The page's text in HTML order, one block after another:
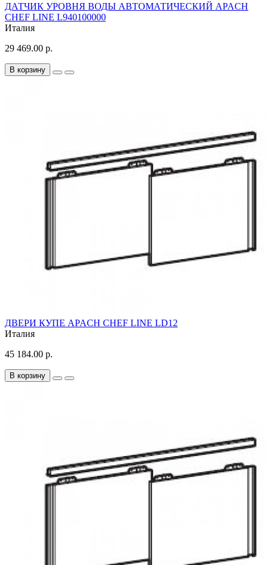
ДАТЧИК УРОВНЯ ВОДЫ АВТОМАТИЧЕСКИЙ APACH
CHEF LINE L940100000
Италия
29 469.00 р.
В корзину
ДВЕРИ КУПЕ APACH CHEF LINE LD12
Италия
45 184.00 р.
В корзину